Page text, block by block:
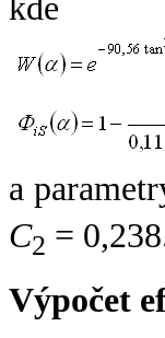
kde
a
C2 =
Výpočet